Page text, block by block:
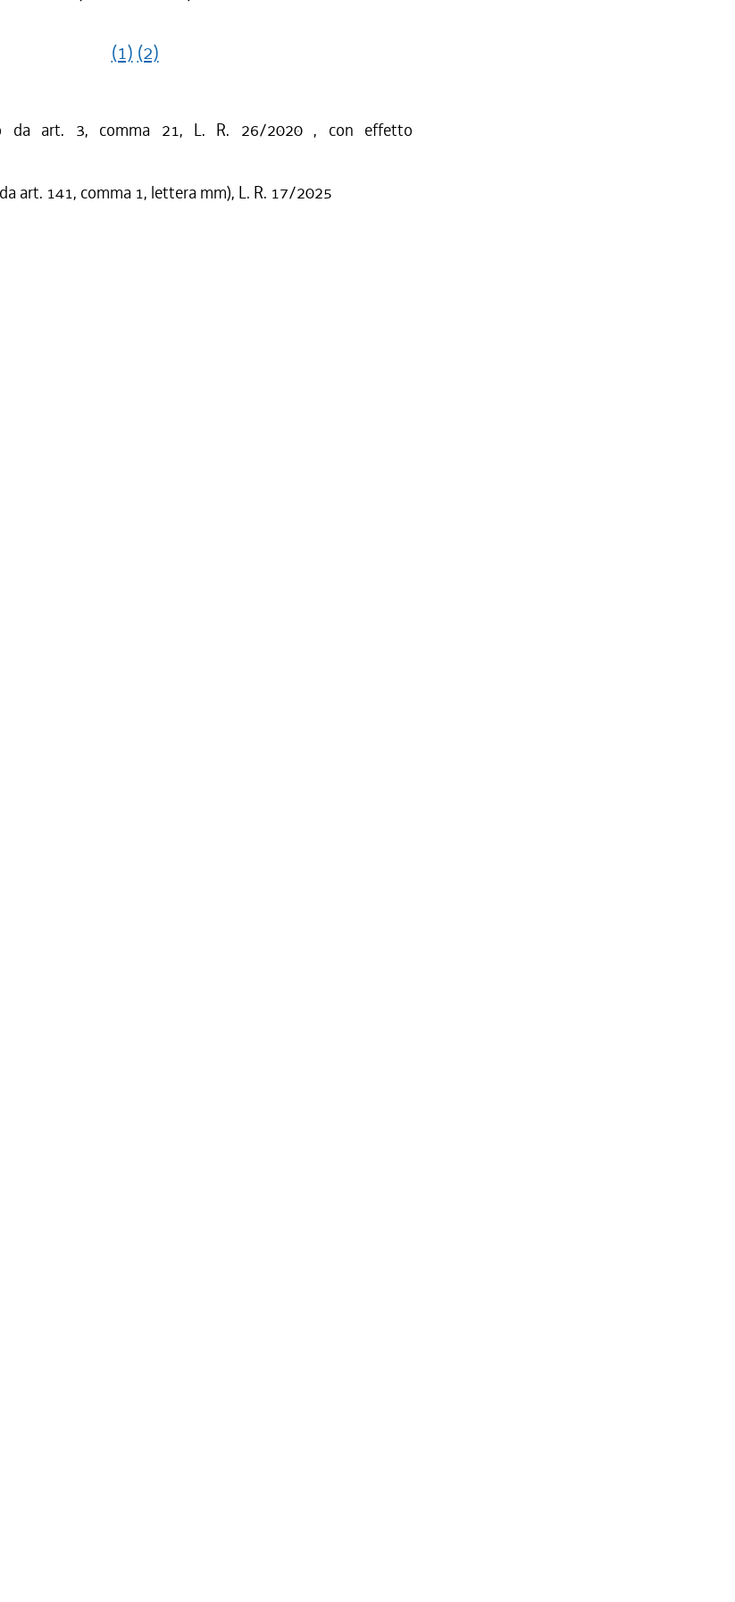
(1) (2)
da art. 3, comma 21, L. R. 26/2020 , con effetto
art. 141, comma 1, lettera mm), L. R. 17/2025